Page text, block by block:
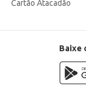
Cartão Atacadão
Baixe